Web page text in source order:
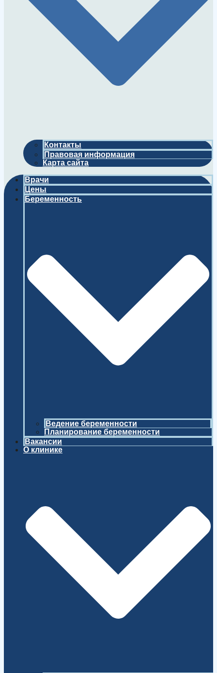
Контакты
Правовая информация
Карта сайта
Врачи
Цены
Беременность
Ведение беременности
Планирование беременности
Вакансии
О клинике